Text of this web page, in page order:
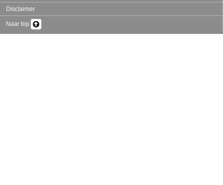
Disclaimer
Naar top